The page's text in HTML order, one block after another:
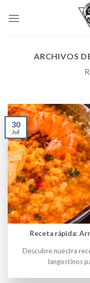
ARCHIVOS
Receta rápida:
Descubre nuestra
langostinos
30
Jul